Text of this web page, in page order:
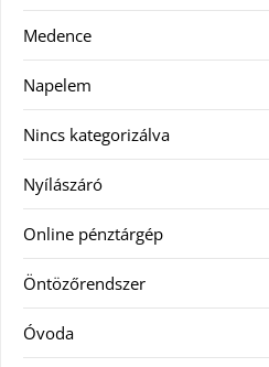
Medence
Napelem
Nincs kategorizálva
Nyílászáró
Online pénztárgép
Öntözőrendszer
Óvoda